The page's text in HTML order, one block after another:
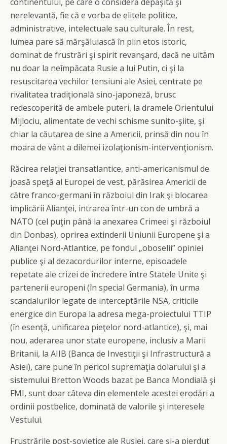
nerelevantă, fie că e vorba de elitele politice,
administrative, intelectuale sau culturale. În rest,
lumea pare să mărşăluiască în plin etos istoric,
dominat de frustrări şi spirit revanşard, dacă ne uităm
nu doar la neîmpăcata Rusie a lui Putin, ci şi la
resuscitarea vechilor tensiuni ale Asiei, centrate pe
rivalitatea tradiţională sino-japoneză, brusc
redescoperită de ambele puteri, la dramele Orientului
Mijlociu, alimentate de vechi schisme sunito-şiite, şi
chiar la căutarea de sine a Americii, prinsă din nou în
moara de vânt a dilemei izolaţionism-intervenţionism.
Răcirea relaţiei transatlantice, anti-americanismul de
joasă speţă al Europei de vest, părăsirea Americii de
către franco-germani în războiul din Irak şi blocarea
implicării Alianţei, intrarea într-un con de umbră a
NATO (cel puţin până la anexarea Crimeei şi războiul
din Donbas), oprirea extinderii Uniunii Europene şi a
Alianţei Nord-Atlantice, pe fondul „oboselii” opiniei
publice şi al dezacordurilor interne, episoadele
repetate ale crizei de încredere între Statele Unite şi
partenerii europeni (în special Germania), în urma
scandalurilor legate de interceptările NSA, criticile
energice din Europa la adresa mega-proiectului TTIP
(în esenţă, unificarea pieţelor nord-atlantice), şi, mai
nou, aderarea unor state europene, inclusiv a Marii
Britanii, la AIIB (Banca de Investiţii şi Infrastructură a
Asiei), care pune în pericol supremaţia dolarului şi a
sistemului Bretton Woods bazat pe Banca Mondială şi
FMI, sunt doar câteva din elementele acestei erodări a
ordinii postbelice, dominată de valorile şi interesele
Vestului.
Frustrările post-sovietice ale Rusiei, care şi-a pierdut